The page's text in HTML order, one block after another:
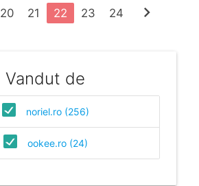
20 21 22 23 24 chevron_right
Vandut de
noriel.ro (256)
ookee.ro (24)